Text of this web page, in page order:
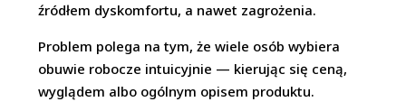
źródłem dyskomfortu, a nawet zagrożenia.
Problem polega na tym, że wiele osób wybiera
obuwie robocze intuicyjnie — kierując się ceną,
wyglądem albo ogólnym opisem produktu.